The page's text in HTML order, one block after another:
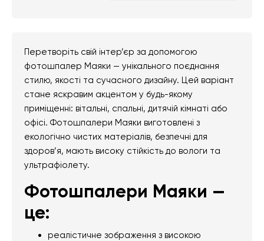
Перетворіть свій інтер’єр за допомогою
фотошпалер Маяки — унікального поєднання
стилю, якості та сучасного дизайну. Цей варіант
стане яскравим акцентом у будь-якому
приміщенні: вітальні, спальні, дитячій кімнаті або
офісі. Фотошпалери Маяки виготовлені з
екологічно чистих матеріалів, безпечні для
здоров’я, мають високу стійкість до вологи та
ультрафіолету.
Фотошпалери Маяки —
це:
реалістичне зображення з високою